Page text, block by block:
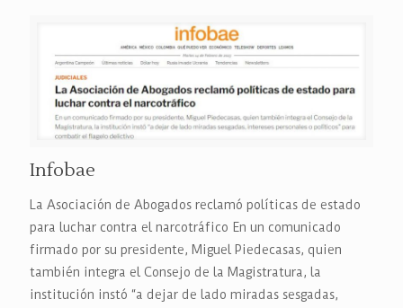
Infobae
La Asociación de Abogados reclamó políticas de estado
para luchar contra el narcotráfico En un comunicado
firmado por su presidente, Miguel Piedecasas, quien
también integra el Consejo de la Magistratura, la
institución instó “a dejar de lado miradas sesgadas,